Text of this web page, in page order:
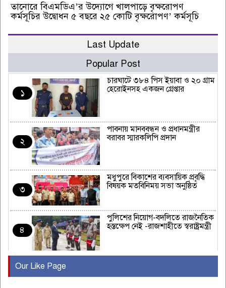
তানোরে বিএমডিএ’র উদ্যোগে খালপাড়ে বৃক্ষরোপণ
কর্মসূচির উদ্বোধন ৫ বছরে ২৫ কোটি বৃক্ষরোপণ’ কর্মসূচি
Last Update
Popular Post
১
চারঘাটে ৩৮৪ পিস ইয়াবা ও ২০ গ্রাম
হেরোইনসহ একজন গ্রেপ্তার
২
পাবনায় মানববন্ধন ও প্রধানমন্ত্রীর
বরাবর স্মারকলিপি প্রদান
৩
মধুপুরে বিকাশের ব্যবসায়িক প্রবৃদ্ধি
বিষয়ক মতবিনিময় সভা অনুষ্ঠিত
৪
পুলিশের নিয়োগ-বদলিতে রাজনৈতিক
হস্তক্ষেপ নেই -রাজশাহীতে স্বরাষ্ট্রমন্ত্রী
৫
বছর পূর্তি উদযাপন
Our Like Page